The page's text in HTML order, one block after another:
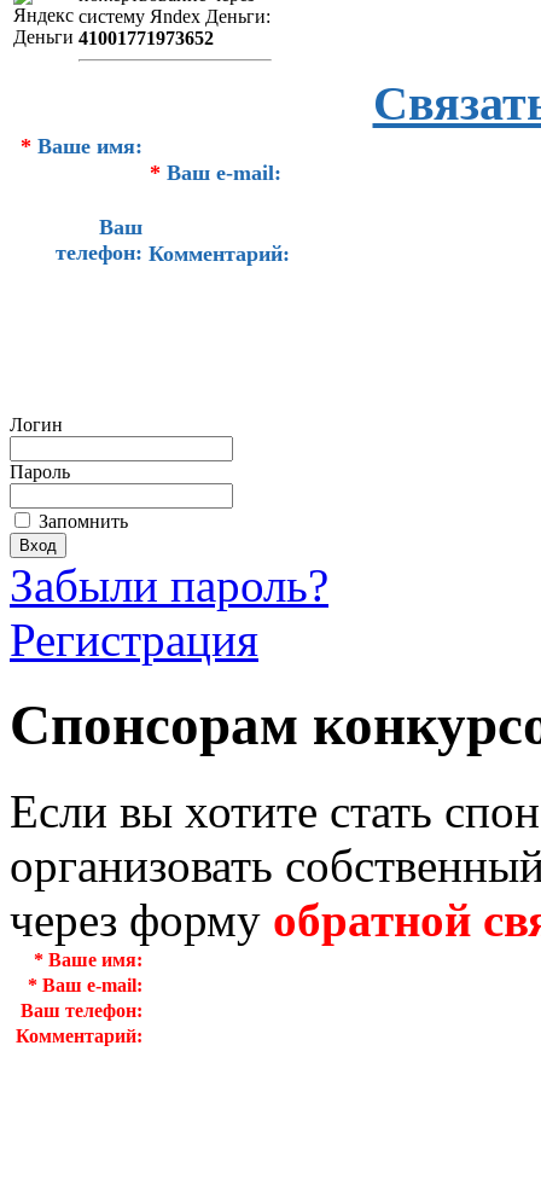
систeму Яndex Деньги:
41001771973652
* Ваше имя:
* Ваш e-mail:
Ваш
телефон: Комментарий:
Логин
Пароль
Запомнить
Забыли пароль?
Регистрация
Спонсорам
Если вы хотите стать
организовать
через форму обратной
* Ваше имя:
* Ваш e-mail:
Ваш телефон:
Комментарий: